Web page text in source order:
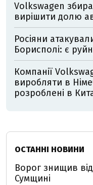
Volkswagen
вирішити долю
Росіяни
Борисполі: є
Компанії
виробляти в
розроблені в
ОСТАННІ НОВИНИ
Ворог знищив
Сумщині